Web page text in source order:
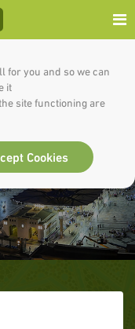
for you and so we can
it.
site functioning are
Cookiesمن